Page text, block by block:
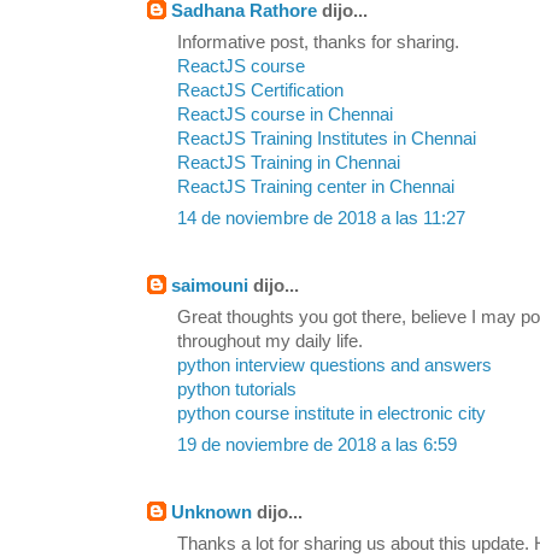
Sadhana Rathore dijo...
Informative post, thanks for sharing.
ReactJS course
ReactJS Certification
ReactJS course in Chennai
ReactJS Training Institutes in Chennai
ReactJS Training in Chennai
ReactJS Training center in Chennai
14 de noviembre de 2018 a las 11:27
saimouni dijo...
Great thoughts you got there, believe I may
throughout my daily life.
python interview questions and answers
python tutorials
python course institute in electronic city
19 de noviembre de 2018 a las 6:59
Unknown dijo...
Thanks a lot for sharing us about this update.